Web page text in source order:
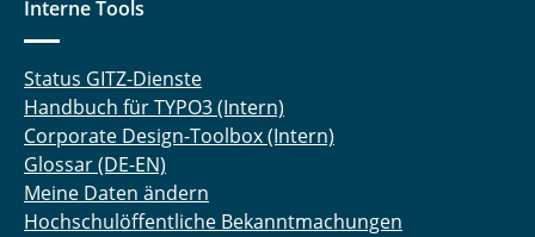
Interne Tools
Status GITZ-Dienste
Handbuch für TYPO3 (Intern)
Corporate Design-Toolbox (Intern)
Glossar (DE-EN)
Meine Daten ändern
Hochschulöffentliche Bekanntmachungen